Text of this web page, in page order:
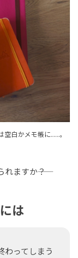
白かメモ帳に......。
ますか――？
は
わってしまう